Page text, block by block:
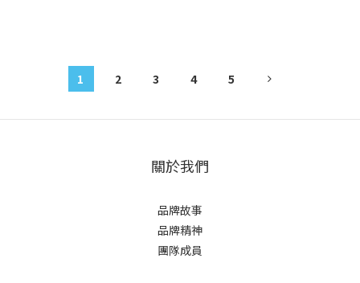
1 2 3 4 5
關於我們
品牌故事
品牌精神
團隊成員